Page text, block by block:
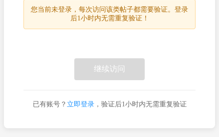
您当前未登录，每次访问该类帖子都需要验证。登录
后1小时内无需重复验证！
继续访问
已有账号？ 立即登录，验证后1小时内无需重复验证